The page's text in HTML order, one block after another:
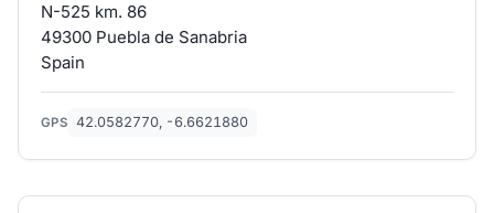
N-525 km. 86
49300 Puebla de Sanabria
Spain
GPS 42.0582770, -6.6621880